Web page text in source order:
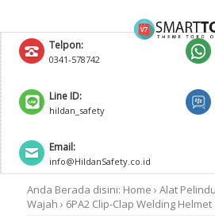
Telpon:
0341-578742
Line ID:
hildan_safety
Email:
info@HildanSafety.co.id
Anda Berada disini: Home › Alat
Wajah › 6PA2 Clip-Clap Welding Helmet